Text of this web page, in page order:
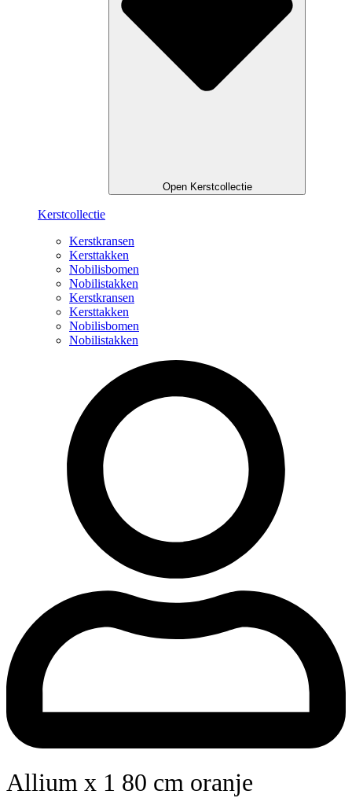
Open Kerstcollectie
Kerstcollectie
Kerstkransen
Kersttakken
Nobilisbomen
Nobilistakken
Kerstkransen
Kersttakken
Nobilisbomen
Nobilistakken
Allium x 1 80 cm oranje